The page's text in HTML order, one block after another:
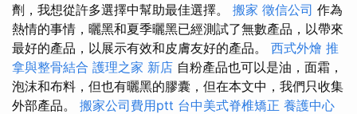
劑，我想從許多選擇中幫助最佳選擇。 搬家 徵信公司 作為
熱情的事情，曬黑和夏季曬黑已經測試了無數產品，以帶來
最好的產品，以展示有效和皮膚友好的產品。 西式外燴 推
拿與整骨結合 護理之家 新店 自粉產品也可以是油，面霜，
泡沫和布料，但也有曬黑的膠囊，但在本文中，我們只收集
外部產品。 搬家公司費用ptt 台中美式脊椎矯正 養護中心